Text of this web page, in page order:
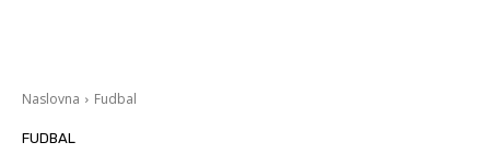
Naslovna Fudbal
FUDBAL